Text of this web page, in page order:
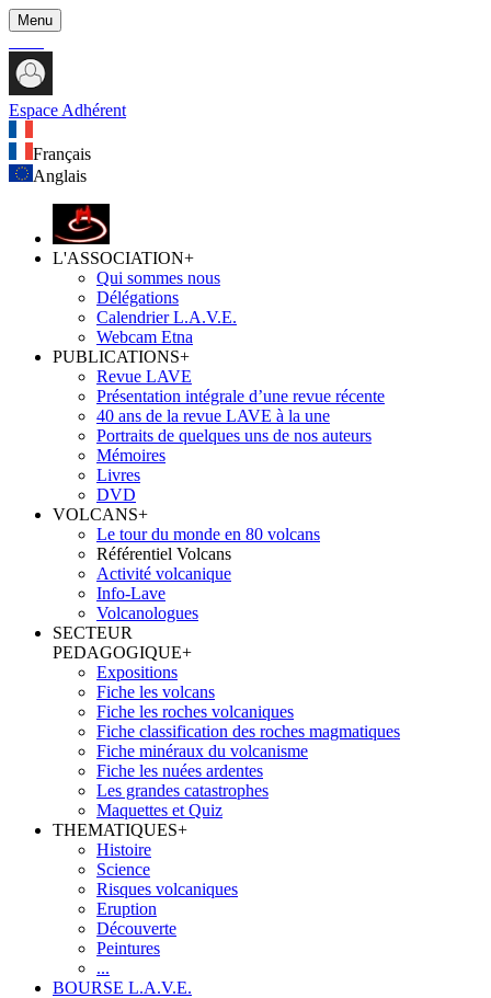
Menu
Espace Adhérent
Français
Anglais
L'ASSOCIATION+
Qui sommes nous
Délégations
Calendrier L.A.V.E.
Webcam Etna
PUBLICATIONS+
Revue LAVE
Présentation intégrale d’une revue récente
40 ans de la revue LAVE à la une
Portraits de quelques uns de nos auteurs
Mémoires
Livres
DVD
VOLCANS+
Le tour du monde en 80 volcans
Référentiel Volcans
Activité volcanique
Info-Lave
Volcanologues
SECTEUR
PEDAGOGIQUE+
Expositions
Fiche les volcans
Fiche les roches volcaniques
Fiche classification des roches magmatiques
Fiche minéraux du volcanisme
Fiche les nuées ardentes
Les grandes catastrophes
Maquettes et Quiz
THEMATIQUES+
Histoire
Science
Risques volcaniques
Eruption
Découverte
Peintures
...
BOURSE L.A.V.E.